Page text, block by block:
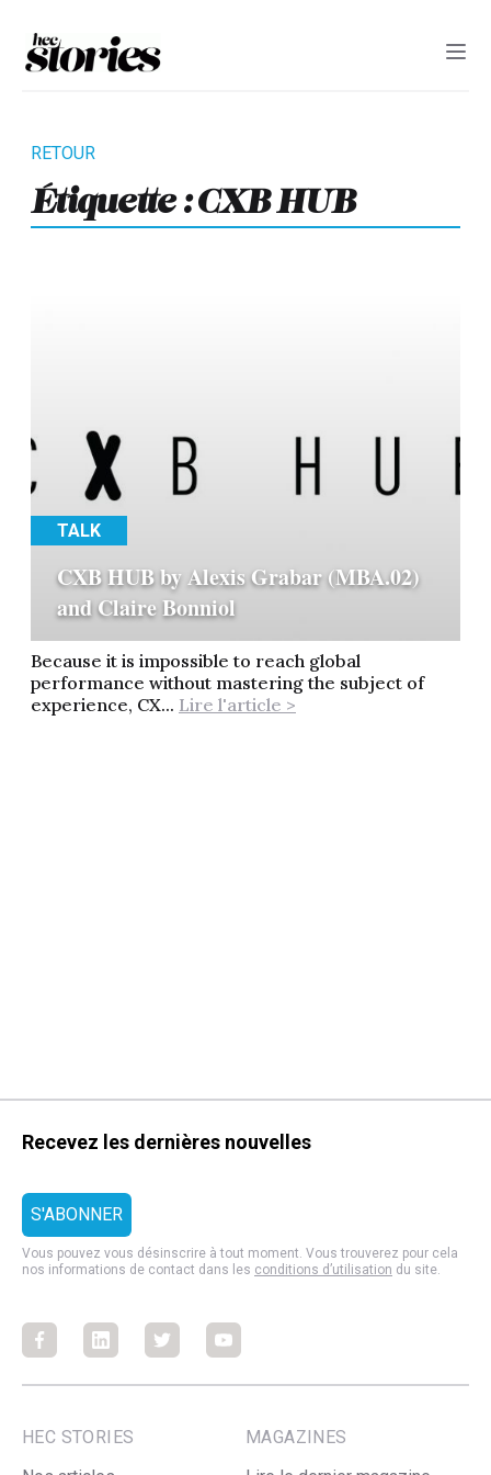
Étiquette : CXB HUB
TALK
CXB HUB by Alexis Grabar (MBA.02)
and Claire Bonniol
Because it is impossible to reach global
performance without mastering the subject of
experience, CX... Lire l'article >
Recevez les dernières nouvelles
Vous pouvez vous désinscrire à tout moment. Vous trouverez pour cela
nos informations de contact dans les conditions d’utilisation du site.
FacebookFacebookFacebookFacebook
HEC STORIES
MAGAZINES